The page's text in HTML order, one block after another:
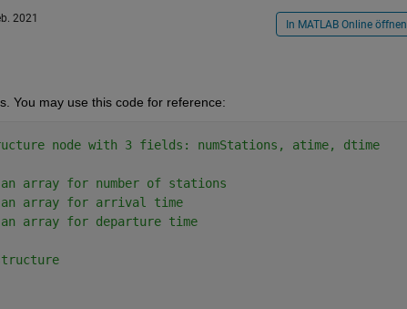
2021 In MATLAB Online öffnen
You may use this code for reference:
node with 3 fields: numStations, atime, dtime
an array for number of stations
an array for arrival time
an array for departure time